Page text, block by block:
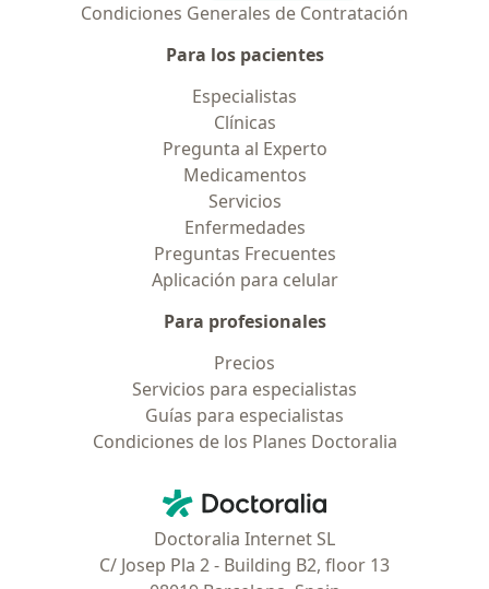
Condiciones Generales de Contratación
Para los pacientes
Especialistas
Clínicas
Pregunta al Experto
Medicamentos
Servicios
Enfermedades
Preguntas Frecuentes
Aplicación para celular
Para profesionales
Precios
Servicios para especialistas
Guías para especialistas
Condiciones de los Planes Doctoralia
Doctoralia - Página de inicio
Doctoralia Internet SL
C/ Josep Pla 2 - Building B2, floor 13